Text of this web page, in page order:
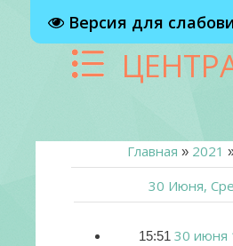
Версия для
ЦЕНТРАЛИЗОВАННАЯ БИБЛИОТЕЧНАЯ СИСТЕМА
Главная » 2021
30 Июня,
15:51 30 июня